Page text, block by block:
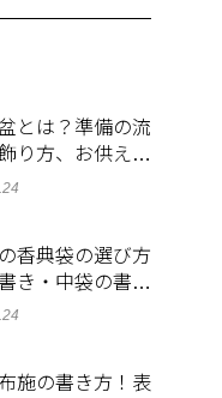
とは？準備の流
り方、お供え物
香典袋の選び方
き・中袋の書き
れ方も
施の書き方！表